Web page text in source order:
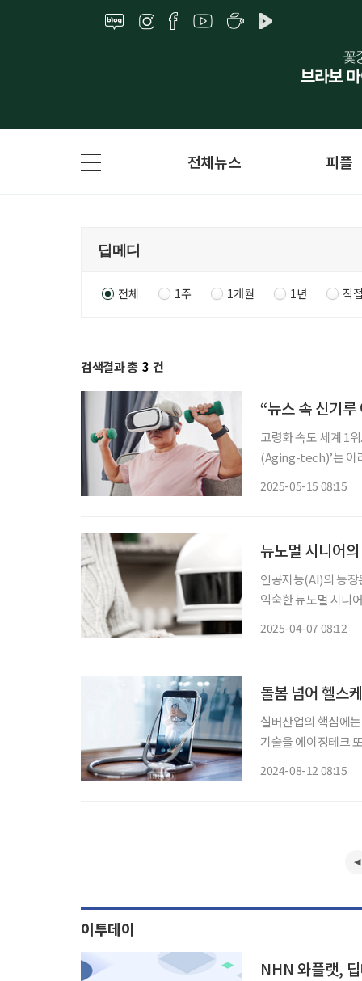
전체뉴스 피플
전체 1주 1개월 1년 직
검색결과 총 3 건
“뉴스 속 신기
고령화 속도 세계 1위.
(Aging-tech)’는 이
2025-05-15 08:15
뉴노멀 시니어
인공지능(AI)의 등장
익숙한 뉴노멀 시니
2025-04-07 08:12
돌봄 넘어 헬스
실버산업의 핵심에
기술을 에이징테크
2024-08-12 08:15
이투데이
NHN 와플랫,